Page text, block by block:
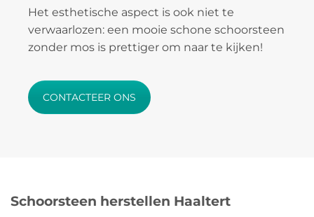
Het esthetische aspect is ook niet te
verwaarlozen: een mooie schone schoorsteen
zonder mos is prettiger om naar te kijken!
CONTACTEER ONS
Schoorsteen herstellen Haaltert